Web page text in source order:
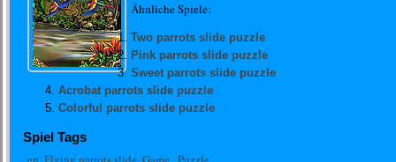
Ähnliche Spiele:
Two parrots slide puzzle
Pink parrots slide puzzle
Sweet parrots slide puzzle
Acrobat parrots slide puzzle
Colorful parrots slide puzzle
Spiel Tags